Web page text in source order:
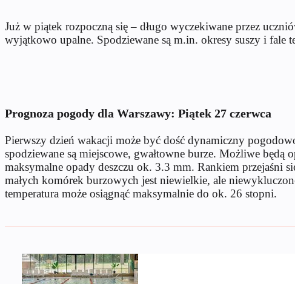
Już w piątek rozpoczną się – długo wyczekiwane przez
wyjątkowo upalne. Spodziewane są m.in. okresy suszy i
Prognoza pogody dla Warszawy: Piątek 27 czerwca
Pierwszy dzień wakacji może być dość dynamiczny
spodziewane są miejscowe, gwałtowne burze. Możliwe
maksymalne opady deszczu ok. 3.3 mm. Rankiem przejaśni
małych komórek burzowych jest niewielkie, ale
temperatura może osiągnąć maksymalnie do ok. 26 stopni.